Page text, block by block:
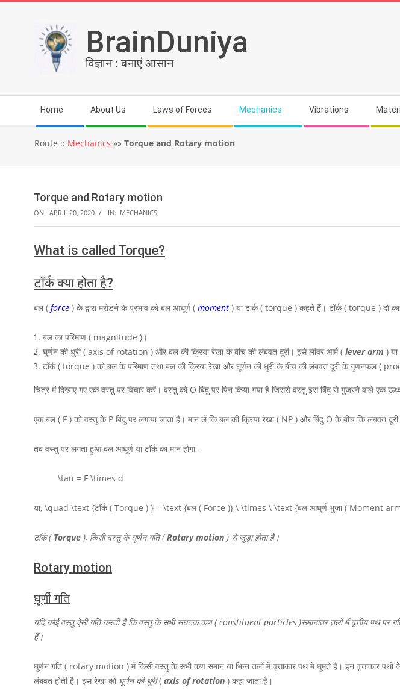
BrainDuniya
विज्ञान : बनाएं आसान
Navigation
Menu
Home About Us Laws of Forces Mechanics Vibrations
Route :: Mechanics »» Torque and Rotary motion
Torque and Rotary motion
ON: APRIL 20, 2020 IN: MECHANICS
What is called Torque?
टॉर्क क्या होता है?
बल ( force ) के द्वारा मरोड़ने के प्रभाव को बल आघूर्ण ( moment ) या टार्क ( torque ) कहते हैं। टॉर्क ( torque ) दो
बल का परिमाण ( magnitude )।
घूर्णन की धुरी ( axis of rotation ) और बल की क्रिया रेखा के बीच की लंबवत दूरी। इसे लीवर आर्म ( lever arm )
टॉर्क ( torque ) को बल के परिमाण तथा बल की क्रिया रेखा और घूर्णन की धुरी के बीच की लंबवत दूरी के गुणनफल (
चित्र में दिखाए गए एक वस्तु पर विचार करें। वस्तु को O बिंदु पर पिन किया गया है जिससे वस्तु इस बिंदु से गुजरने वाले एक
एक बल( F ) को वस्तु के P बिंदु पर लगाया जाता है। मान लें कि बल की क्रिया रेखा( NP ) और बिंदु O के बीच कि लंबवत दूरी
तब वस्तु पर लगता हुआ बल आघूर्ण या टॉर्क का मान होगा –
\tau = F \times d
या, \quad \text {टॉर्क ( Torque ) } = \text {बल ( Force )} \ \times \ \text {बल आघूर्ण भुजा ( Moment
टॉर्क ( Torque ), किसी वस्तु के घूर्णन गति (Rotary motion ) से जुड़ा होता है।
Rotary motion
घूर्णी गति
यदि कोई वस्तु ऐसी गति करती है कि वस्तु के सभी संघटक कण ( constituent particles )समानांतर तलों में वृत्तीय पथ पर
हैं।
घूर्णन गति ( rotary motion ) में किसी वस्तु के सभी कण समान या भिन्न तलों में वृत्ताकार पथ में घूमते हैं। इन वृत्ताकार
लंबवत होती है। इस रेखा को घूर्णन की धुरी( axis of rotation ) कहा जाता है।